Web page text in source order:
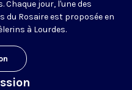
jour, l'une des
Rosaire est proposée en
à Lourdes.